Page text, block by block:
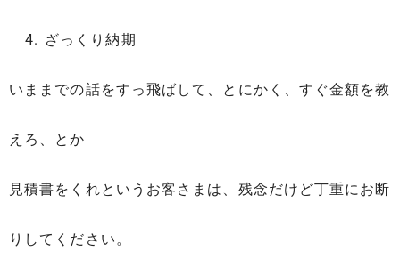
ざっくり納期
いままでの話をすっ飛ばして、とにかく、すぐ金額を教
えろ、とか
見積書をくれというお客さまは、残念だけど丁重にお断
りしてください。